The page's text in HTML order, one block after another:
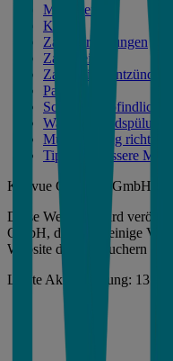
Mundgeruch
Karies
Zahnverfärbungen
Zahnstein
Zahnfleischentzündung
Parodontose
Schmerzempfindlichkeit
Warum
Mundspülung richtig
Tipps für bessere
Kenvue Germany GmbH
Diese Webseite wird
GmbH, die die alleinige
Website dient Besuchern aus
Letzte Aktualisierung: 13